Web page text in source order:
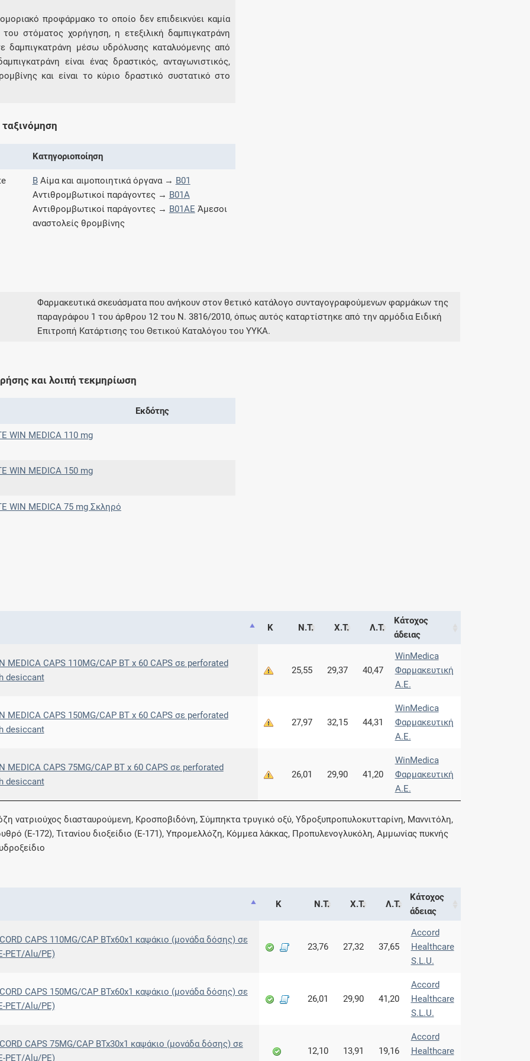
Συνδρομές
Μάθετε περισσότερα για τα οφέλη και τις
επιπλέον παροχές των συνδρομητικών
Ενδείξεις και αγωγές
Βρείτε θεραπευτικές ενδείξεις και αγωγές για
νόσους, συμπτώματα και ιατρικές πράξεις
σήμερα
προφάρμακο το οποίο δεν επιδεικνύει καμία
στόματος χορήγηση, η ετεξιλική δαμπιγκατράνη
δαμπιγκατράνη μέσω υδρόλυσης καταλυόμενης από
είναι ένας δραστικός, ανταγωνιστικός,
και είναι το κύριο δραστικό συστατικό στο
Κατηγοριοποίηση
BΑίμα και αιμοποιητικά όργανα → B01
Αντιθρομβωτικοί παράγοντες → B01A
Αντιθρομβωτικοί παράγοντες → B01AE Άμεσοι
αναστολείς θρομβίνης
Φαρμακευτικά σκευάσματα που ανήκουν στον θετικό κατάλογο συνταγογραφούμενων φαρμάκων της
παραγράφου 1 του άρθρου 12 του Ν. 3816/2010, όπως αυτός καταρτίστηκε από την αρμόδια Ειδική
Επιτροπή Κατάρτισης του Θετικού Καταλόγου του ΥΥΚΑ.
και λοιπή τεκμηρίωση
Εκδότης
WIN MEDICA 110 mg
WIN MEDICA 150 mg
WIN MEDICA 75 mg Σκληρό
Κ Ν.Τ. Χ.Τ. Λ.Τ.
Κάτοχος
άδειας
MEDICA CAPS 110MG/CAP BT x 60 CAPS σε perforated
desiccant
25,55 29,37 40,47
WinMedica
Φαρμακευτική
Α.Ε.
MEDICA CAPS 150MG/CAP BT x 60 CAPS σε perforated
desiccant
27,97 32,15 44,31
WinMedica
Φαρμακευτική
Α.Ε.
MEDICA CAPS 75MG/CAP BT x 60 CAPS σε perforated
desiccant
26,01 29,90 41,20
WinMedica
Φαρμακευτική
Α.Ε.
νατριούχος διασταυρούμενη, Κροσποβιδόνη, Σύμπηκτα τρυγικό οξύ, Υδροξυπροπυλοκυτταρίνη, Μαννιτόλη,
(E-172), Τιτανίου διοξείδιο (E-171), Υπρομελλόζη, Κόμμεα λάκκας, Προπυλενογλυκόλη, Αμμωνίας πυκνής
Κ Ν.Τ. Χ.Τ. Λ.Τ.
Κάτοχος
άδειας
CAPS 110MG/CAP BTx60x1 καψάκιo (μονάδα δόσης) σε
PET/Alu/PE)
23,76 27,32 37,65
Accord
Healthcare
S.L.U.
CAPS 150MG/CAP BTx60x1 καψάκιo (μονάδα δόσης) σε
PET/Alu/PE)
26,01 29,90 41,20
Accord
Healthcare
S.L.U.
CAPS 75MG/CAP BTx30x1 καψάκιο (μονάδα δόσης) σε
PET/Alu/PE)
12,10 13,91 19,16
Accord
Healthcare